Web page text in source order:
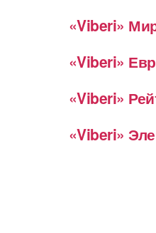
«Viberi»
«Viberi»
«Viberi»
«Viberi»